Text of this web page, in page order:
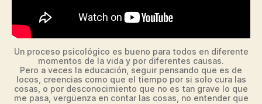
Un proceso psicológico es bueno para todos en diferente
momentos de la vida y por diferentes causas.
Pero a veces la educación, seguir pensando que es de
locos, creencias como que el tiempo por si solo cura las
cosas, o por desconocimiento que no es tan grave lo que
me pasa, vergüenza en contar las cosas, no entender que